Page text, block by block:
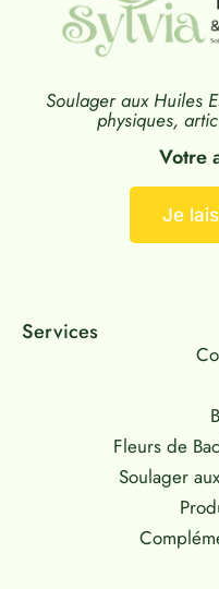
Soulager aux Huiles
physiques,
Votre
Je
Services
Fleurs de
Soulager